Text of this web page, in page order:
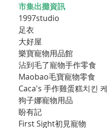
市集出攤資訊
1997studio
足衣
大好屋
樂寶寵物用品館
沾到毛了寵物手作零食
Maobao毛寶寵物零食
Caca's 手作雞蛋糕치킨
狗子娜寵物用品
盼有記
First Sight初見寵物